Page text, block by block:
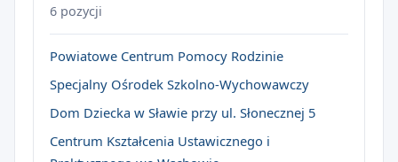
6 pozycji
Powiatowe Centrum Pomocy Rodzinie
Specjalny Ośrodek Szkolno-Wychowawczy
Dom Dziecka w Sławie przy ul. Słonecznej 5
Centrum Kształcenia Ustawicznego i